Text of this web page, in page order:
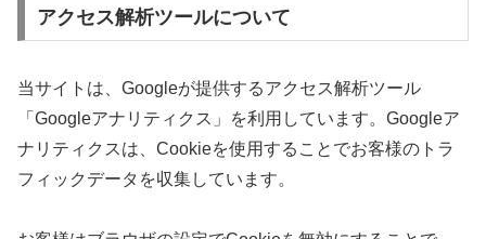
アクセス解析ツールについて
当サイトは、Googleが提供するアクセス解析ツール
「Googleアナリティクス」を利用しています。Googleア
ナリティクスは、Cookieを使用することでお客様のトラ
フィックデータを収集しています。